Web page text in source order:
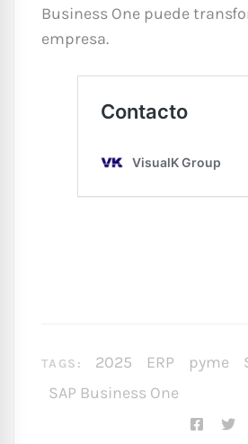
Business One puede
empresa.
TAGS: 2025 ERP pyme
SAP Business One